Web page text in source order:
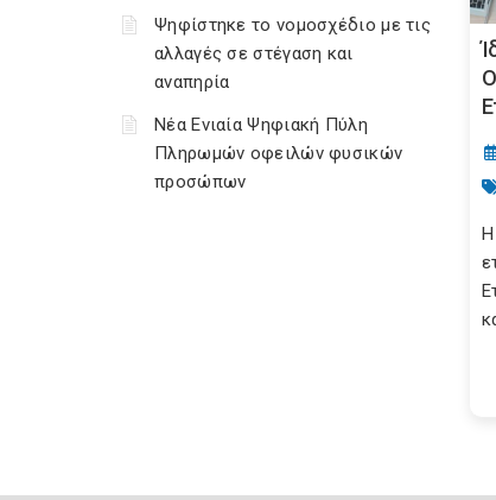
Ψηφίστηκε το νομοσχέδιο με τις
αλλαγές σε στέγαση και
αναπηρία
Νέα Ενιαία Ψηφιακή Πύλη
Πληρωμών οφειλών φυσικών
προσώπων
Η